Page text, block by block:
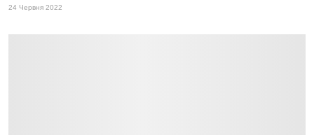
24 Червня 2022